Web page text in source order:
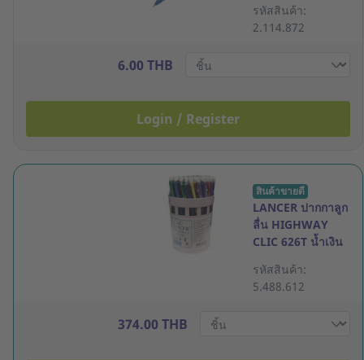
รหัสสินค้า:
2.114.872
6.00 THB
Login / Register
สินค้าขายดี
LANCER ปากกาลูก
ลื่น HIGHWAY
CLIC 626T น้ำเงิน
รหัสสินค้า:
5.488.612
374.00 THB